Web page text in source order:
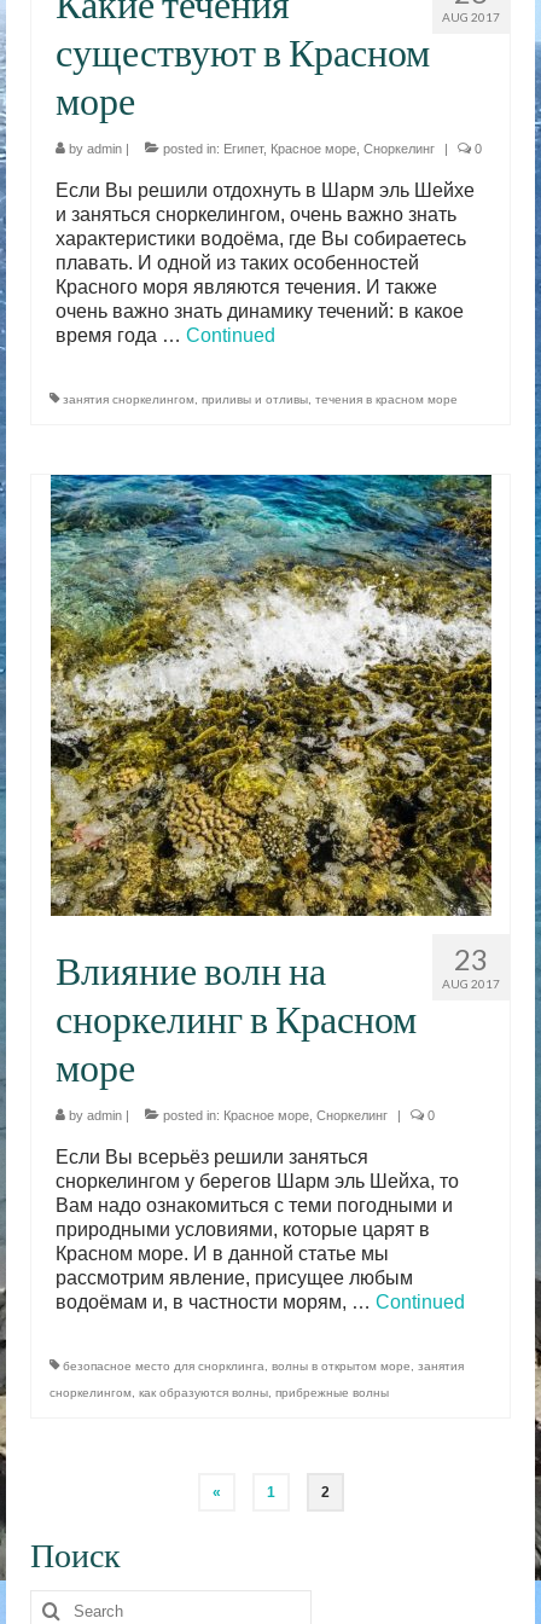
AUG 2017
существуют в Красном
море
by admin | posted in: Египет, Красное море Сноркелинг | 0
Если Вы решили отдохнуть в Шарм эль Шейхе
и заняться сноркелингом, очень важно знать
характеристики водоёма, где Вы собираетесь
плавать. И одной из таких особенностей
Красного моря являются течения. И также
очень важно знать динамику течений: в какое
время года … Continued
занятия сноркелингом приливы и отливы течения в красном море
23
AUG 2017
Влияние волн на
сноркелинг в Красном
море
by admin | posted in: Красное море Сноркелинг | 0
Если Вы всерьёз решили заняться
сноркелингом у берегов Шарм эль Шейха, то
Вам надо ознакомиться с теми погодными и
природными условиями, которые царят в
Красном море. И в данной статье мы
рассмотрим явление, присущее любым
водоёмам и, в частности морям, … Continued
безопасное место для снорклинга волны в открытом море
занятия
сноркелингом как образуются волны прибрежные волны
pagination
« 1 2
Поиск
Search